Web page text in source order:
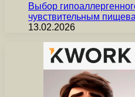
Выбор
чувствительным
13.02.2026